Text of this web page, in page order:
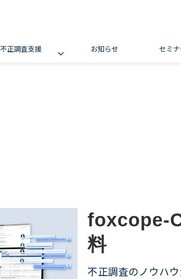
不正調査支援 お知らせ セミ
foxcope-
料
不正調査のノウハ